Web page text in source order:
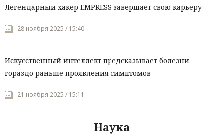
Легендарный хакер EMPRESS завершает свою карьеру
28 ноября 2025 / 15:40
Искусственный интеллект предсказывает болезни
гораздо раньше проявления симптомов
21 ноября 2025 / 15:11
Наука